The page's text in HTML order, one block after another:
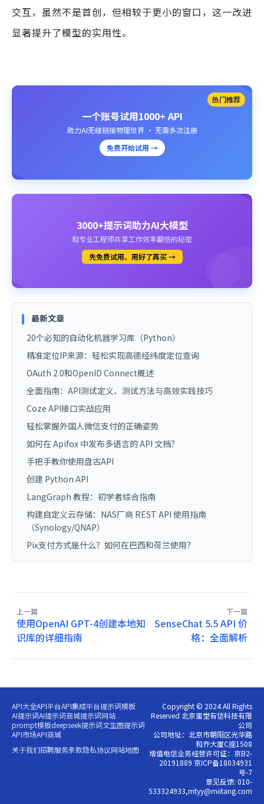
交互，虽然不是首创，但相较于更小的窗口，这一改进
显著提升了模型的实用性。
热门推荐
一个账号试用1000+ API
助力AI无缝链接物理世界 · 无需多次注册
免费开始试用 →
3000+提示词助力AI大模型
和专业工程师共享工作效率翻倍的秘密
先免费试用、用好了再买 →
最新文章
20个必知的自动化机器学习库（Python）
精准定位IP来源：轻松实现高德经纬度定位查询
OAuth 2.0和OpenID Connect概述
全面指南：API测试定义、测试方法与高效实践技巧
Coze API接口实战应用
轻松掌握外国人微信支付的正确姿势
如何在 Apifox 中发布多语言的 API 文档？
手把手教你使用盘古API
创建 Python API
LangGraph 教程：初学者综合指南
构建自定义云存储：NAS厂商 REST API 使用指南
（Synology/QNAP）
Pix支付方式是什么？如何在巴西和荷兰使用？
上一篇
使用OpenAI GPT-4创建本地知
识库的详细指南
下一篇
SenseChat 5.5 API 价
格：全面解析
API大全API平台API集成平台提示词模板
AI提示词AI提示词商城提示词网站
prompt模板deepseek提示词文生图提示词
API市场API商城
关于我们招聘服务条款隐私协议网站地图
Copyright © 2024 All Rights
Reserved 北京蜜堂有信科技有限
公司
公司地址：北京市朝阳区光华路
和乔大厦C座1508
增值电信业务经营许可证：京B2-
20191889 京ICP备18034931
号-7
意见反馈: 010-
533324933,mtyy@miitang.com